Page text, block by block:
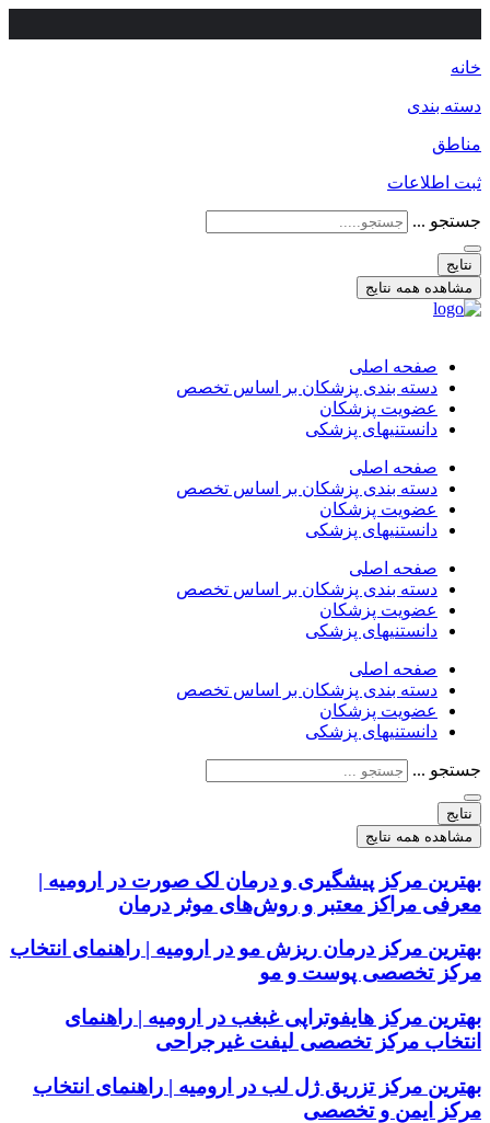
خانه
دسته بندی
مناطق
ثبت اطلاعات
جستجو ...
نتایج
مشاهده همه نتایج
صفحه اصلی
دسته بندی پزشکان بر اساس تخصص
عضویت پزشکان
دانستنیهای پزشکی
صفحه اصلی
دسته بندی پزشکان بر اساس تخصص
عضویت پزشکان
دانستنیهای پزشکی
صفحه اصلی
دسته بندی پزشکان بر اساس تخصص
عضویت پزشکان
دانستنیهای پزشکی
صفحه اصلی
دسته بندی پزشکان بر اساس تخصص
عضویت پزشکان
دانستنیهای پزشکی
جستجو ...
نتایج
مشاهده همه نتایج
بهترین مرکز پیشگیری و درمان لک صورت در ارومیه |
معرفی مراکز معتبر و روش‌های موثر درمان
بهترین مرکز درمان ریزش مو در ارومیه | راهنمای انتخاب
مرکز تخصصی پوست و مو
بهترین مرکز هایفوتراپی غبغب در ارومیه | راهنمای
انتخاب مرکز تخصصی لیفت غیرجراحی
بهترین مرکز تزریق ژل لب در ارومیه | راهنمای انتخاب
مرکز ایمن و تخصصی